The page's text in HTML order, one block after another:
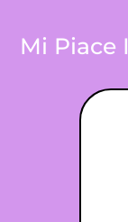
Mi Piace